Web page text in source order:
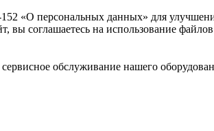
«О персональных данных» для
вы соглашаетесь на использование
обслуживание нашего